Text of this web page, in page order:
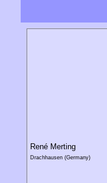
René Merting
Drachhausen (Germany)